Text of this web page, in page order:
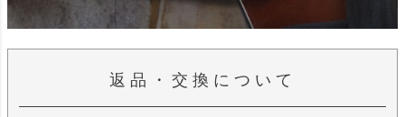
返品・交換について